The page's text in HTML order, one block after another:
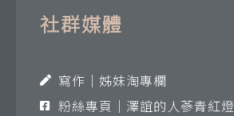
社群媒體
寫作｜姊妹淘專欄
粉絲專頁｜澤誼的人蔘青紅燈